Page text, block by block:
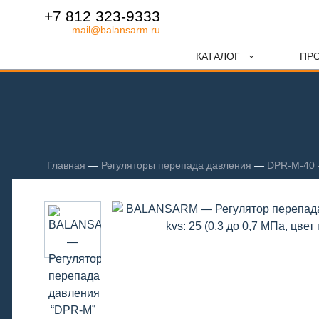
+7 812 323-9333
mail@balansarm.ru
КАТАЛОГ
Главная — Регуляторы перепада давления — DPR-M-40